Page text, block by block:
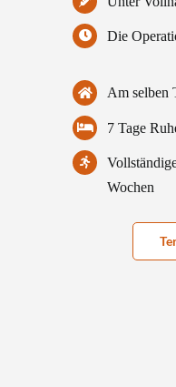
Die
Am selben
7 Tage
Wochen